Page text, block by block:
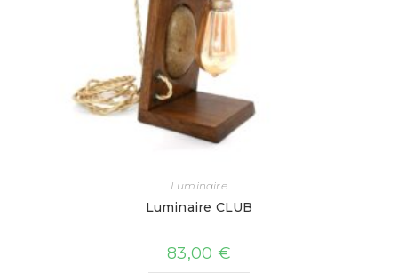
Luminaire
Luminaire CLUB
83,00 €